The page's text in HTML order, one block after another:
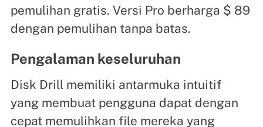
pemulihan gratis. Versi Pro berharga $ 89
dengan pemulihan tanpa batas.
Pengalaman keseluruhan
Disk Drill memiliki antarmuka intuitif
yang membuat pengguna dapat dengan
cepat memulihkan file mereka yang